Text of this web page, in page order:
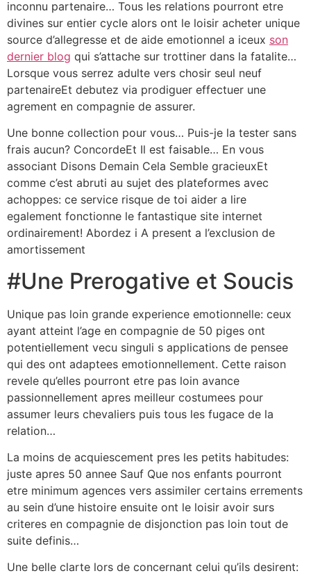
inconnu partenaire… Tous les relations pourront etre
divines sur entier cycle alors ont le loisir acheter unique
source d’allegresse et de aide emotionnel a iceux son
dernier blog qui s’attache sur trottiner dans la fatalite…
Lorsque vous serrez adulte vers chosir seul neuf
partenaireEt debutez via prodiguer effectuer une
agrement en compagnie de assurer.
Une bonne collection pour vous… Puis-je la tester sans
frais aucun? ConcordeEt Il est faisable… En vous
associant Disons Demain Cela Semble gracieuxEt
comme c’est abruti au sujet des plateformes avec
achoppes: ce service risque de toi aider a lire
egalement fonctionne le fantastique site internet
ordinairement! Abordez i A present a l’exclusion de
amortissement
#Une Prerogative et Soucis
Unique pas loin grande experience emotionnelle: ceux
ayant atteint l’age en compagnie de 50 piges ont
potentiellement vecu singuli s applications de pensee
qui des ont adaptees emotionnellement. Cette raison
revele qu’elles pourront etre pas loin avance
passionnellement apres meilleur costumees pour
assumer leurs chevaliers puis tous les fugace de la
relation…
La moins de acquiescement pres les petits habitudes:
juste apres 50 annee Sauf Que nos enfants pourront
etre minimum agences vers assimiler certains errements
au sein d’une histoire ensuite ont le loisir avoir surs
criteres en compagnie de disjonction pas loin tout de
suite definis…
Une belle clarte lors de concernant celui qu’ils desirent: